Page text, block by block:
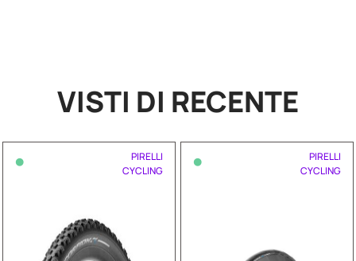
VISTI DI RECENTE
•
PIRELLI
CYCLING
•
PIRELLI
CYCLING